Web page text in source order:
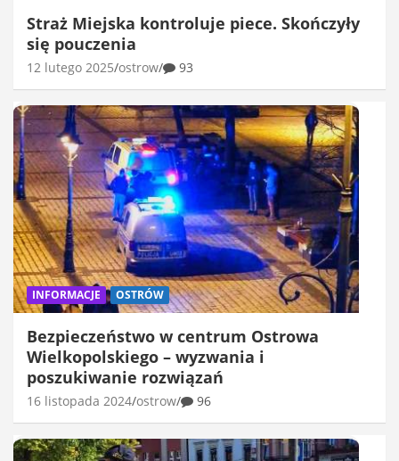
Straż Miejska kontroluje piece. Skończyły
się pouczenia
12 lutego 2025 ostrow 93
INFORMACJE OSTRÓW
Bezpieczeństwo w centrum Ostrowa
Wielkopolskiego – wyzwania i
poszukiwanie rozwiązań
16 listopada 2024 ostrow 96